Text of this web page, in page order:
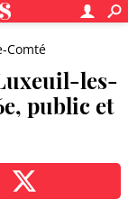
Comté
les-
public et